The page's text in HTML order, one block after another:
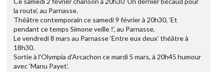
la route’, au Parnasse.
Théâtre contemporain ce samedi 9 février à 20h30, ‘Et
pendant ce temps Simone veille !’, au Parnasse.
Le vendredi 8 mars au Parnasse ‘Entre eux deux’ théâtre à
18h30.
Sortie à l’Olympia d’Arcachon ce mardi 5 mars, à 20h45 humour
avec ‘Manu Payet’.